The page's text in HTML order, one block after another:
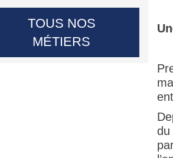
du
TOUS NOS
MÉTIERS